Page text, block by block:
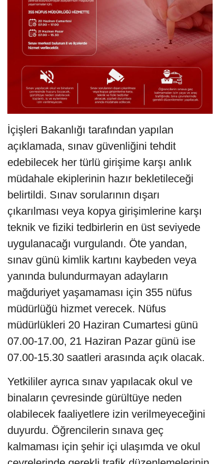
İçişleri Bakanlığı tarafından yapılan
açıklamada, sınav güvenliğini tehdit
edebilecek her türlü girişime karşı anlık
müdahale ekiplerinin hazır bekletileceği
belirtildi. Sınav sorularının dışarı
çıkarılması veya kopya girişimlerine karşı
teknik ve fiziki tedbirlerin en üst seviyede
uygulanacağı vurgulandı. Öte yandan,
sınav günü kimlik kartını kaybeden veya
yanında bulundurmayan adayların
mağduriyet yaşamaması için 355 nüfus
müdürlüğü hizmet verecek. Nüfus
müdürlükleri 20 Haziran Cumartesi günü
07.00-17.00, 21 Haziran Pazar günü ise
07.00-15.30 saatleri arasında açık olacak.
Yetkililer ayrıca sınav yapılacak okul ve
binaların çevresinde gürültüye neden
olabilecek faaliyetlere izin verilmeyeceğini
duyurdu. Öğrencilerin sınava geç
kalmaması için şehir içi ulaşımda ve okul